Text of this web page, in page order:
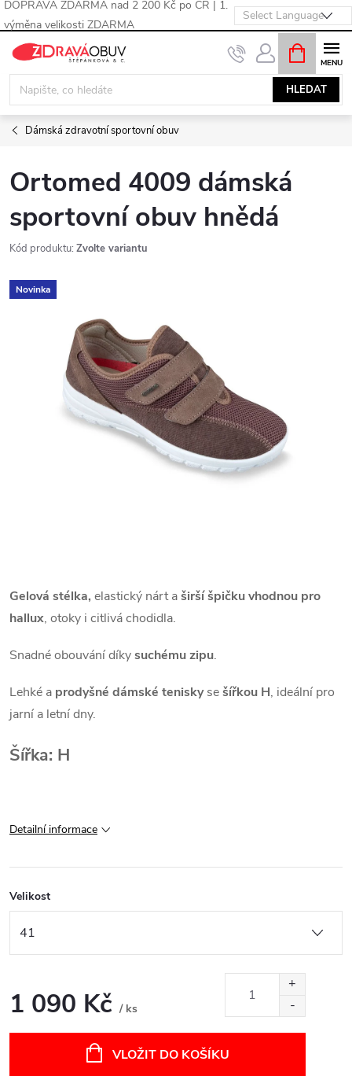
DOPRAVA ZDARMA nad 2 200 Kč po ČR | 1.
výměna velikosti ZDARMA
Přejít
obsah
HLEDAT
NÁKUPNÍ
KOŠÍK
Dámská zdravotní sportovní obuv
Ortomed 4009 dámská
sportovní obuv hnědá
Kód produktu: Zvolte variantu
Novinka
Gelová stélka, elastický nárt aširší špičku vhodnou pro
hallux, otoky i citlivá chodidla.
Snadné obouvání díkysuchému zipu.
Lehké a prodyšné dámské teniskysešířkou H, ideální pro
jarní a letní dny.
Šířka: H
Detailní informace
Velikost
1 090 Kč / ks
VLOŽIT DO KOŠÍKU